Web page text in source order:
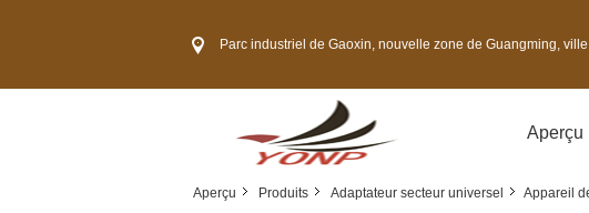
Parc industriel de Gaoxin, nouvelle zone de Guangming, ville de Shenzhen,
Aperçu
Aperçu Produits Adaptateur secteur universel Appareil